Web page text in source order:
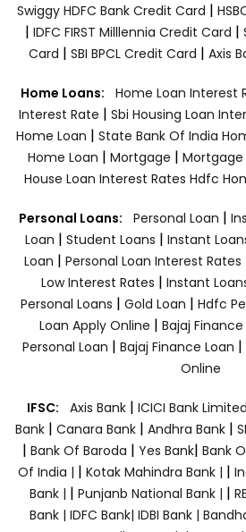
Swiggy HDFC Bank Credit Card |
| IDFC FIRST Milllennia Credit Card |
Card | SBI BPCL Credit Card | Axis
Home Loans: Home Loan Interest
Interest Rate | Sbi Housing Loan
Home Loan | State Bank Of India
Home Loan | Mortgage | Mortgage
House Loan Interest Rates Hdfc
Personal Loans: Personal Loan |
Loan | Student Loans | Instant
Loan | Personal Loan Interest Rates
Low Interest Rates | Instant
Personal Loans | Gold Loan | Hdfc
Loan Apply Online | Bajaj
Personal Loan | Bajaj Finance Loan |
Online
IFSC: Axis Bank | ICICI Bank Limited
Bank| Canara Bank | Andhra Bank|
| Bank Of Baroda | Yes Bank| Bank
Of India | | Kotak Mahindra Bank | |
Bank | | Punjanb National Bank | |
Bank | IDFC Bank| IDBI Bank |